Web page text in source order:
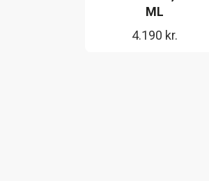
ML
4.190 kr.